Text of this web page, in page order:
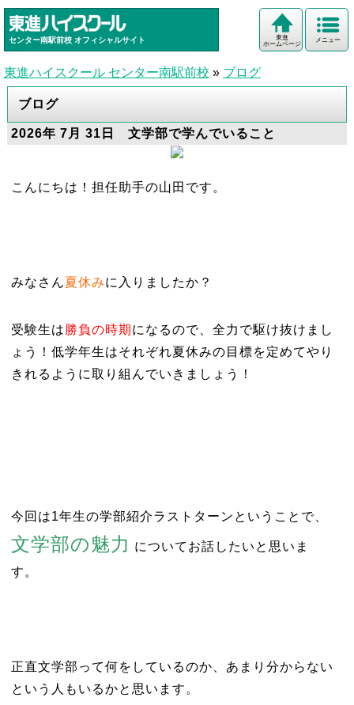
センター南駅前校 オフィシャルサイト メニュー
東進
ホームページ
東進ハイスクール センター南駅前校 » ブログ
ブログ
2026年 7月 31日 文学部で学んでいること
こんにちは！担任助手の山田です。
みなさん夏休みに入りましたか？
受験生は勝負の時期 になるので、全力で駆け抜けまし
ょう！低学年生はそれぞれ夏休みの目標を定めてやり
きれるように取り組んでいきましょう！
今回は1年生の学部紹介ラストターンということで、
文学部の魅力 についてお話したいと思いま
す。
正直文学部って何をしているのか、あまり分からない
という人もいるかと思います。